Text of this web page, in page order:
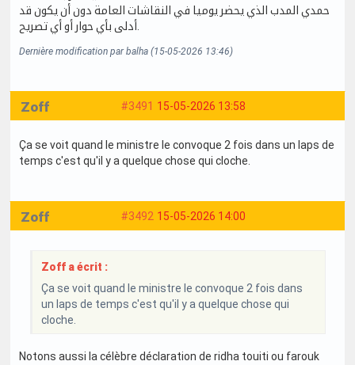
حمدي المدب الذي يحضر يوميا في النقاشات العامة دون أن يكون قد
Dernière modification par balha (15-05-2026 13:46)
#3491 15-05-2026 13:58
Zoff
Ça se voit quand le ministre le convoque 2 fois dans un laps de
temps c'est qu'il y a quelque chose qui cloche.
#3492 15-05-2026 14:00
Zoff
Zoff a écrit :
Ça se voit quand le ministre le convoque 2 fois dans
un laps de temps c'est qu'il y a quelque chose qui
cloche.
Notons aussi la célèbre déclaration de ridha touiti ou farouk